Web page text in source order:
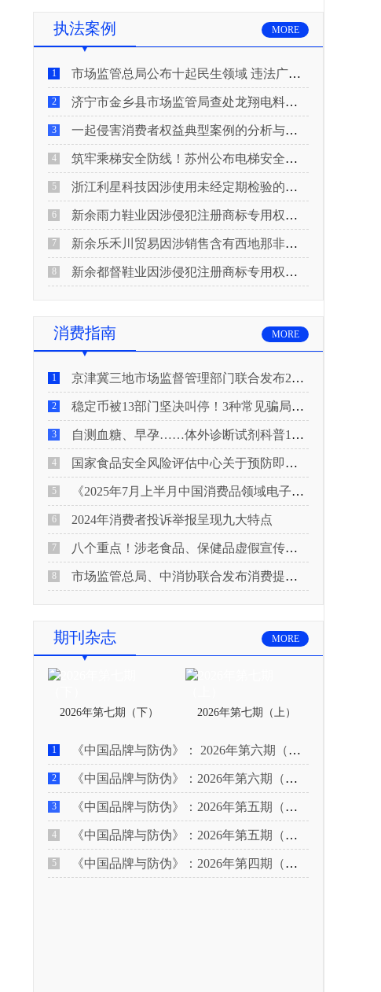
执法案例 MORE
1 市场监管总局公布十起民生领域 违法广告典型案例
2 济宁市金乡县市场监管局查处龙翔电料批发部非法销售电线电缆案
3 一起侵害消费者权益典型案例的分析与启示
4 筑牢乘梯安全防线！苏州公布电梯安全领域典型案例
5 浙江利星科技因涉使用未经定期检验的压力管道被查
6 新余雨力鞋业因涉侵犯注册商标专用权被查
7 新余乐禾川贸易因涉销售含有西地那非的保健食品被查
8 新余都督鞋业因涉侵犯注册商标专用权被查
消费指南 MORE
1 京津冀三地市场监督管理部门联合发布2026年春节期间消费提示
2 稳定币被13部门坚决叫停！3种常见骗局“套路”曝光
3 自测血糖、早孕……体外诊断试剂科普10问来了！建议收藏
4 国家食品安全风险评估中心关于预防即食真空包装肉制品肉毒中毒的风险提示
5 《2025年7月上半月中国消费品领域电子电器行业产品质量投诉分析报告》
6 2024年消费者投诉举报呈现九大特点
7 八个重点！涉老食品、保健品虚假宣传识别技巧
8 市场监管总局、中消协联合发布消费提示：关注检测报告：果蔬安全的“通行证”
期刊杂志 MORE
2026年第七期（下） 2026年第七期（上）
1 《中国品牌与防伪》： 2026年第六期（下）
2 《中国品牌与防伪》：2026年第六期（上）
3 《中国品牌与防伪》：2026年第五期（下）
4 《中国品牌与防伪》：2026年第五期（上）
5 《中国品牌与防伪》：2026年第四期（下）